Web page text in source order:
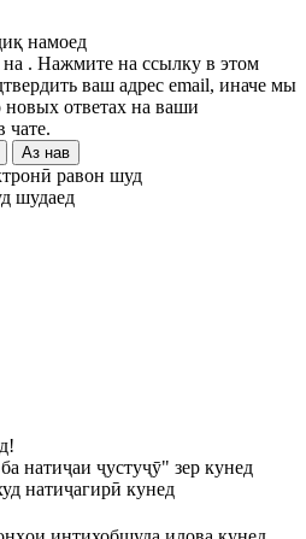
намоед
. Нажмите на ссылку в этом
ваш адрес email, иначе мы
ответах на ваши
чате.
Аз нав
равон шуд
шудаед
натиҷаи ҷустуҷӯ" зер кунед
натиҷагирӣ кунед